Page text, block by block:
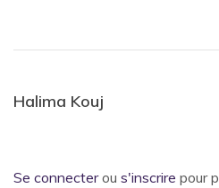
Halima Kouj
Se connecterou s'inscrire pour